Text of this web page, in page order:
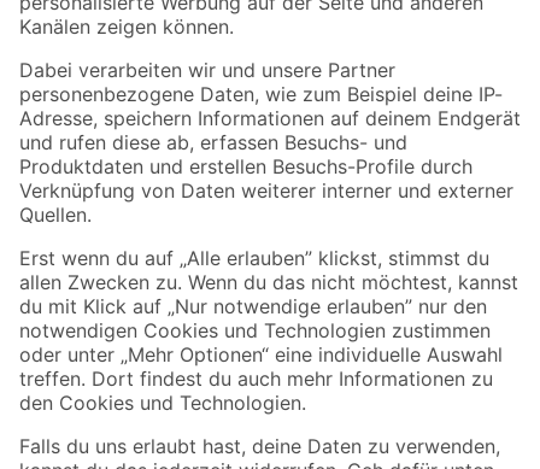
Folge uns
Zahlungsarten Versandarten
Sicher einkaufen
Jetzt die toom-App herunterladen